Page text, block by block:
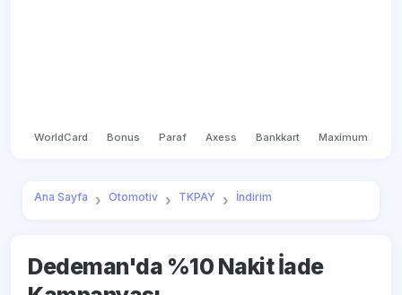
WorldCard Bonus Paraf Axess Bankkart Maximum
Ana Sayfa Otomotiv TKPAY İndirim
Dedeman'da %10 Nakit İade